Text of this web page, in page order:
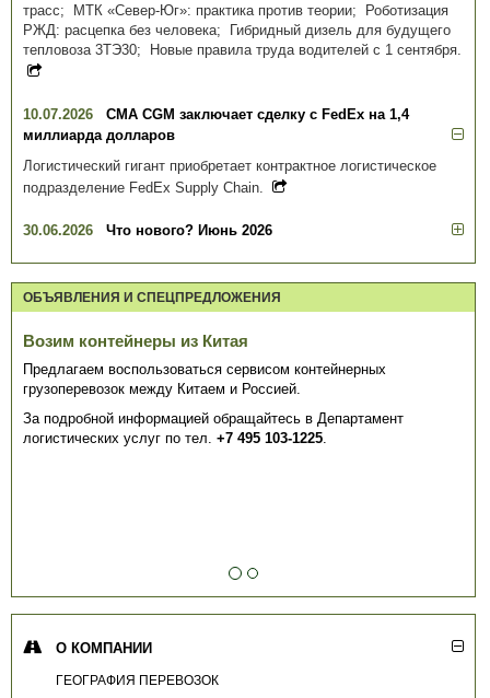
трасс; МТК «Север-Юг»: практика против теории; Роботизация
РЖД: расцепка без человека; Гибридный дизель для будущего
тепловоза 3ТЭ30; Новые правила труда водителей с 1 сентября.
10.07.2026
CMA CGM заключает сделку с FedEx на 1,4
миллиарда долларов
Логистический гигант приобретает контрактное логистическое
подразделение FedEx Supply Chain.
30.06.2026 Что нового? Июнь 2026
ОБЪЯВЛЕНИЯ И СПЕЦПРЕДЛОЖЕНИЯ
Возим контейнеры из Китая
Предлагаем воспользоваться сервисом контейнерных
грузоперевозок между Китаем и Россией.
За подробной информацией обращайтесь в Департамент
логистических услуг по тел. +7 495 103-1225
О КОМПАНИИ
ГЕОГРАФИЯ ПЕРЕВОЗОК